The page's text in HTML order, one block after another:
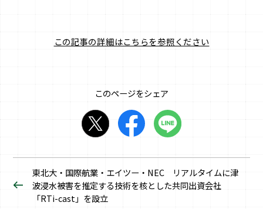
この記事の詳細はこちらを参照ください
このページをシェア
東北大・国際航業・エイツー・NEC リアルタイムに津
波浸水被害を推定する技術を核とした共同出資会社
「RTi-cast」を設立